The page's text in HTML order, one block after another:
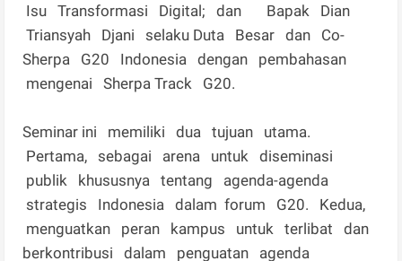
Isu Transformasi Digital; dan Bapak Dian
Triansyah Djani selaku Duta Besar dan Co-
Sherpa G20 Indonesia dengan pembahasan
mengenai Sherpa Track G20.
Seminar ini memiliki dua tujuan utama.
Pertama, sebagai arena untuk diseminasi
publik khususnya tentang agenda-agenda
strategis Indonesia dalam forum G20. Kedua,
menguatkan peran kampus untuk terlibat dan
berkontribusi dalam penguatan agenda